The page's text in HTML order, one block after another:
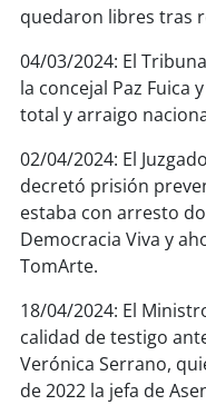
quedaron libres tras
04/03/2024: El
la concejal Paz
total y arraigo
02/04/2024: El
decretó prisión
estaba con arresto
Democracia Viva y
TomArte.
18/04/2024: El
calidad de testigo
Verónica Serrano,
de 2022 la jefa de